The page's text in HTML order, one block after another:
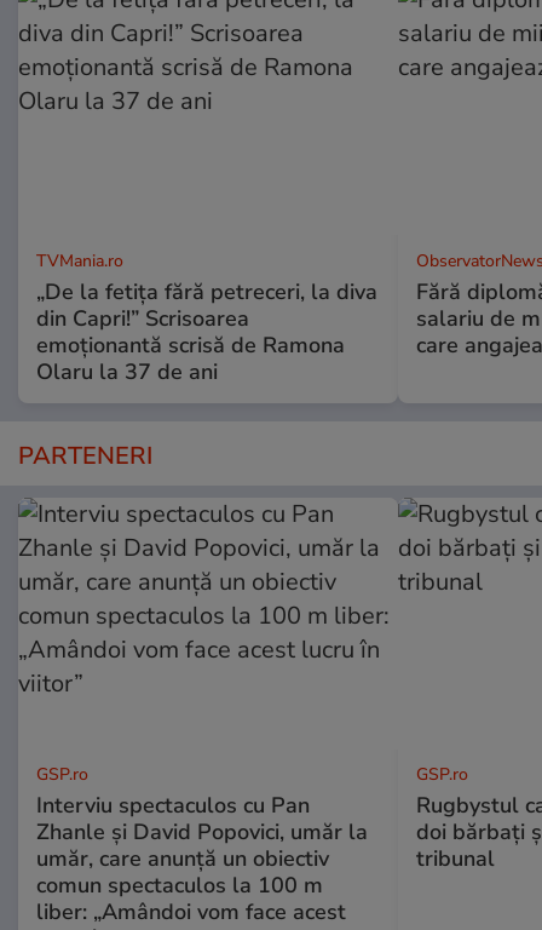
TVMania.ro
„De la fetița fără petreceri, la diva
din Capri!” Scrisoarea
emoționantă scrisă de Ramona
Olaru la 37 de ani
Fără
salariu de
care
PARTENERI
GSP.ro
Interviu spectaculos cu Pan
Zhanle și David Popovici, umăr la
umăr, care anunță un obiectiv
comun spectaculos la 100 m
liber: „Amândoi vom face acest
GSP.ro
Rugbystul
doi bărbați
tribunal